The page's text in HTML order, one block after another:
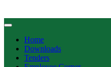
Home
Downloads
Tenders